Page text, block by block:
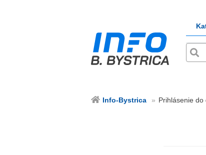
Info-Bystrica Prihlásenie